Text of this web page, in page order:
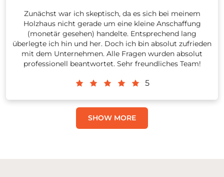
Zunächst war ich skeptisch, da es sich bei meinem
Holzhaus nicht gerade um eine kleine Anschaffung
(monetär gesehen) handelte. Entsprechend lang
überlegte ich hin und her. Doch ich bin absolut zufrieden
mit dem Unternehmen. Alle Fragen wurden absolut
professionell beantwortet. Sehr freundliches Team!
5
SHOW MORE